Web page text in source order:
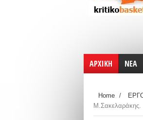
ΑΡΧΙΚΗ ΝΕΑ
Home /
Μ.Σακελαράκης.